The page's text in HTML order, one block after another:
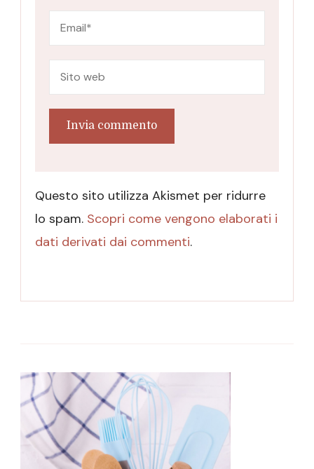
Questo sito utilizza Akismet per ridurre
lo spam. Scopri come vengono elaborati i
dati derivati dai commenti.